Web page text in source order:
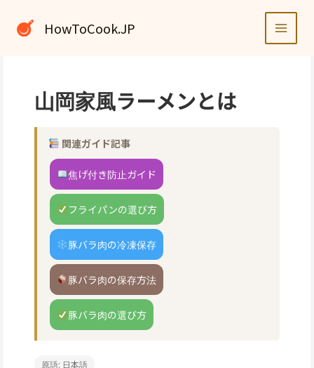
HowToCook.JP
山岡家風ラーメンとは
関連ガイド記事
焦げ付き防止ガイド
フライパンの選び方
豚バラ肉の冷凍保存
豚バラ肉の保存方法
豚バラ肉の選び方
原語: 日本語